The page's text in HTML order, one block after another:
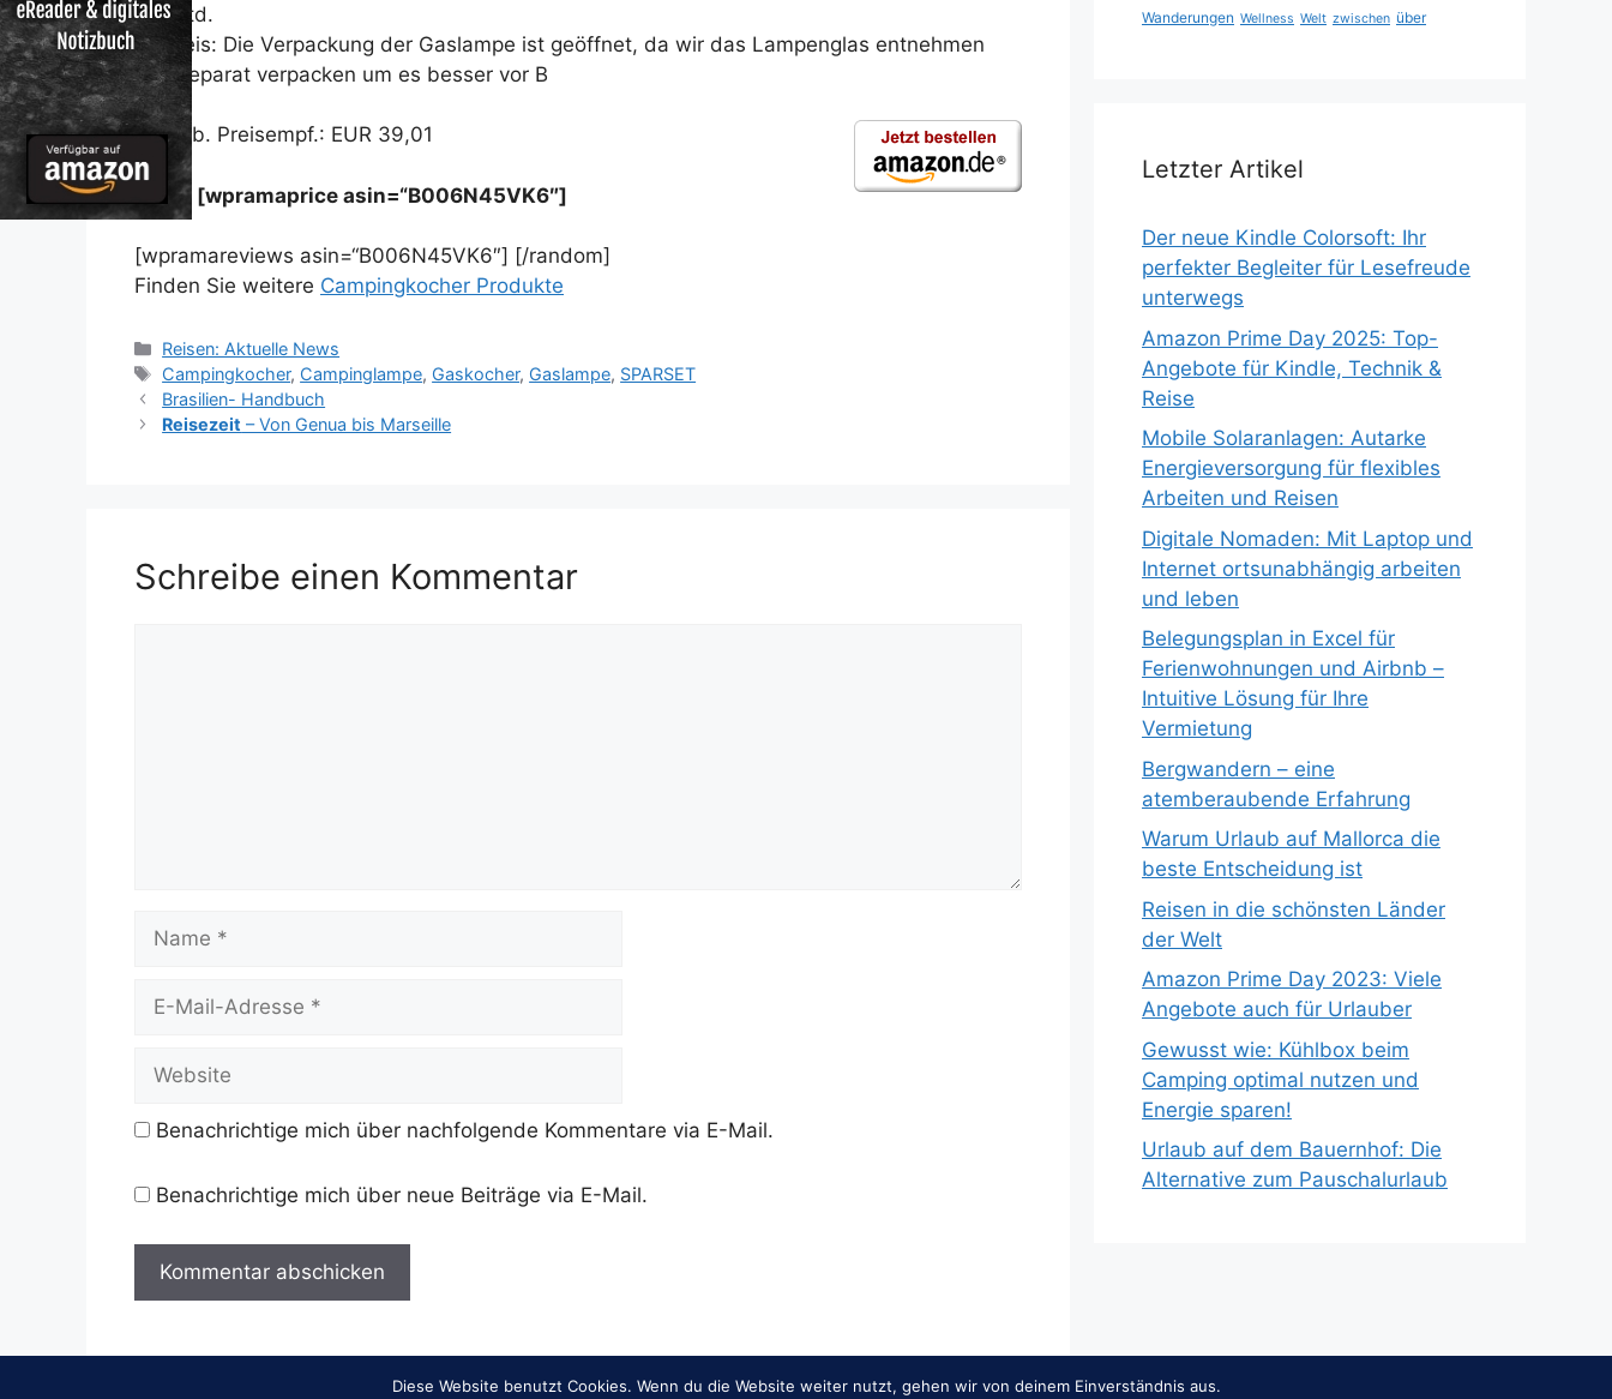
5-8 Std.
Hinweis: Die Verpackung der Gaslampe ist geöffnet, da wir das Lampenglas entnehmen
und separat verpacken um es besser vor B
Unverb. Preisempf.: EUR 39,01
Preis: [wpramaprice asin=“B006N45VK6″]
[wpramareviews asin=“B006N45VK6″] [/random]
Finden Sie weitere Campingkocher Produkte
Kategorien
Reisen: Aktuelle News
Schlagwörter
Campingkocher, Campinglampe, Gaskocher, Gaslampe, SPARSET
Brasilien- Handbuch
Reisezeit – Von Genua bis Marseille
Schreibe einen Kommentar
Name
Website
Benachrichtige mich über nachfolgende Kommentare via E-Mail.
Benachrichtige mich über neue Beiträge via E-Mail.
Wanderungen Wellness Welt zwischen über
Letzter Artikel
Der neue Kindle Colorsoft: Ihr
perfekter Begleiter für Lesefreude
unterwegs
Amazon Prime Day 2025: Top-
Angebote für Kindle, Technik &
Reise
Mobile Solaranlagen: Autarke
Energieversorgung für flexibles
Arbeiten und Reisen
Digitale Nomaden: Mit Laptop und
Internet ortsunabhängig arbeiten
und leben
Belegungsplan in Excel für
Ferienwohnungen und Airbnb –
Intuitive Lösung für Ihre
Vermietung
Bergwandern – eine
atemberaubende Erfahrung
Warum Urlaub auf Mallorca die
beste Entscheidung ist
Reisen in die schönsten Länder
der Welt
Amazon Prime Day 2023: Viele
Angebote auch für Urlauber
Gewusst wie: Kühlbox beim
Camping optimal nutzen und
Energie sparen!
Urlaub auf dem Bauernhof: Die
Alternative zum Pauschalurlaub
Diese Website benutzt Cookies. Wenn du die Website weiter nutzt, gehen wir von deinem Einverständnis aus.